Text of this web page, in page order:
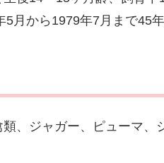
月から1979年7月まで45
、ジャガー、ピューマ、